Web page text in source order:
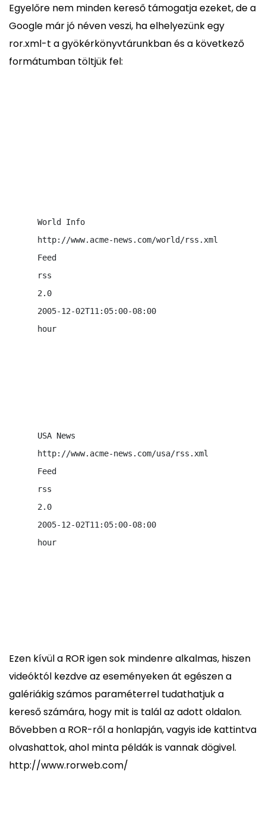
Egyelőre nem minden kereső támogatja ezeket, de a
Google már jó néven veszi, ha elhelyezünk egy
ror.xml-t a gyökérkönyvtárunkban és a következő
formátumban töltjük fel:
World Info
http://www.acme-news.com/world/rss.xml
Feed
rss
2.0
2005-12-02T11:05:00-08:00
hour
USA News
http://www.acme-news.com/usa/rss.xml
Feed
rss
2.0
2005-12-02T11:05:00-08:00
hour
Ezen kívül a ROR igen sok mindenre alkalmas, hiszen
videóktól kezdve az eseményeken át egészen a
galériákig számos paraméterrel tudathatjuk a
kereső számára, hogy mit is talál az adott oldalon.
Bővebben a ROR-ről a honlapján, vagyis ide kattintva
olvashattok, ahol minta példák is vannak dögivel.
http://www.rorweb.com/